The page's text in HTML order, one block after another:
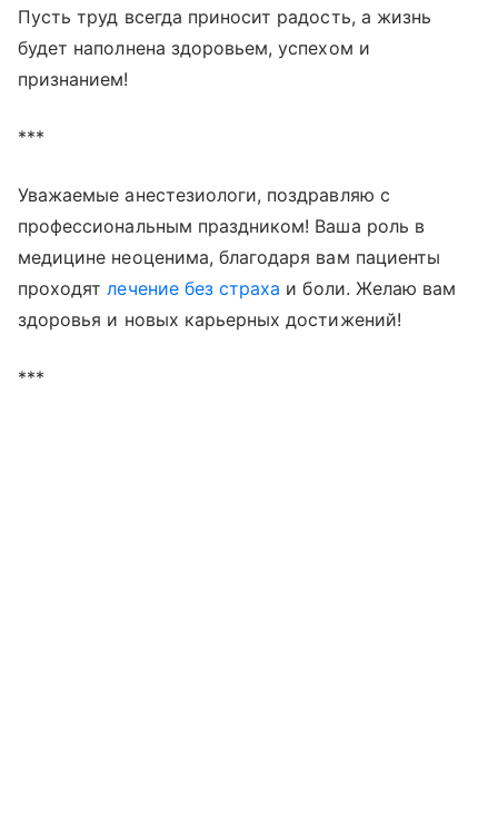
Пусть труд всегда приносит радость, а жизнь
будет наполнена здоровьем, успехом и
признанием!
***
Уважаемые анестезиологи, поздравляю с
профессиональным праздником! Ваша роль в
медицине неоценима, благодаря вам пациенты
проходятлечение без страха и боли. Желаю вам
здоровья и новых карьерных достижений!
***